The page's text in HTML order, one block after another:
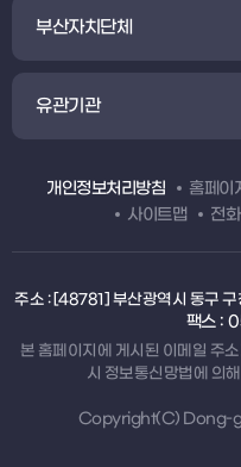
부산자치단체
유관기관
개인정보처리방침 홈페이
사이트맵
전
주소 : [48781] 부산광역시 동구 구
팩스 :
본 홈페이지에 게시된 이메일 주
시 정보통신망법에 의
Copyright(C) Dong-